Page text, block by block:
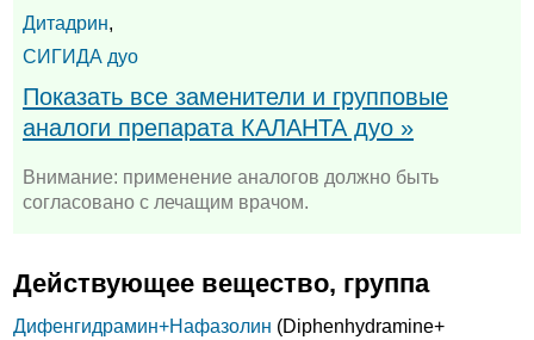
Дитадрин,
СИГИДА дуо
Показать все заменители и групповые
аналоги препарата КАЛАНТА дуо »
Внимание: применение аналогов должно быть
согласовано с лечащим врачом.
Действующее вещество, группа
Дифенгидрамин+Нафазолин (Diphenhydramine+